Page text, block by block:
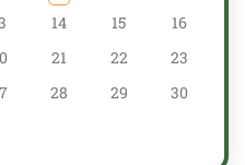
14 15
16
21 22
23
28 29
30